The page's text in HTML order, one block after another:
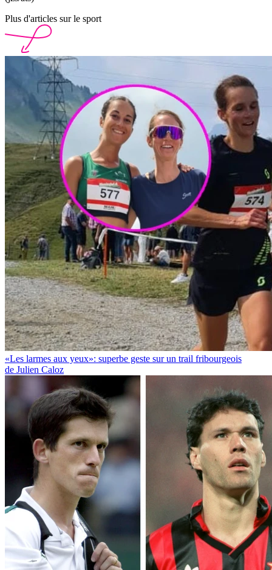
Plus d'articles sur le sport
«Les larmes aux yeux»: superbe geste sur un trail fribourgeois
de Julien Caloz